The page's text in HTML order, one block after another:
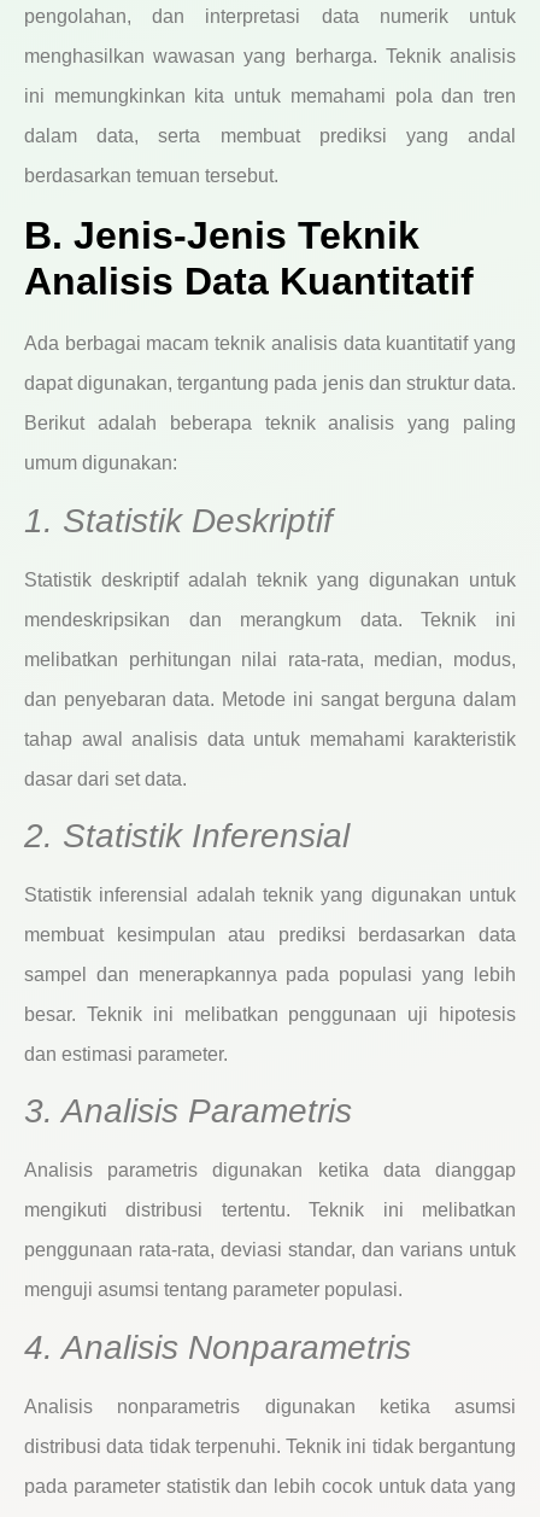
pengolahan, dan interpretasi data numerik untuk
menghasilkan wawasan yang berharga. Teknik analisis
ini memungkinkan kita untuk memahami pola dan tren
dalam data, serta membuat prediksi yang andal
berdasarkan temuan tersebut.
B. Jenis-Jenis Teknik
Analisis Data Kuantitatif
Ada berbagai macam teknik analisis data kuantitatif yang
dapat digunakan, tergantung pada jenis dan struktur data.
Berikut adalah beberapa teknik analisis yang paling
umum digunakan:
1. Statistik Deskriptif
Statistik deskriptif adalah teknik yang digunakan untuk
mendeskripsikan dan merangkum data. Teknik ini
melibatkan perhitungan nilai rata-rata, median, modus,
dan penyebaran data. Metode ini sangat berguna dalam
tahap awal analisis data untuk memahami karakteristik
dasar dari set data.
2. Statistik Inferensial
Statistik inferensial adalah teknik yang digunakan untuk
membuat kesimpulan atau prediksi berdasarkan data
sampel dan menerapkannya pada populasi yang lebih
besar. Teknik ini melibatkan penggunaan uji hipotesis
dan estimasi parameter.
3. Analisis Parametris
Analisis parametris digunakan ketika data dianggap
mengikuti distribusi tertentu. Teknik ini melibatkan
penggunaan rata-rata, deviasi standar, dan varians untuk
menguji asumsi tentang parameter populasi.
4. Analisis Nonparametris
Analisis nonparametris digunakan ketika asumsi
distribusi data tidak terpenuhi. Teknik ini tidak bergantung
pada parameter statistik dan lebih cocok untuk data yang